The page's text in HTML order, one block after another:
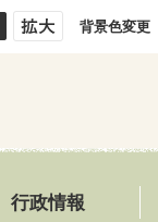
背景色変更
行政情報